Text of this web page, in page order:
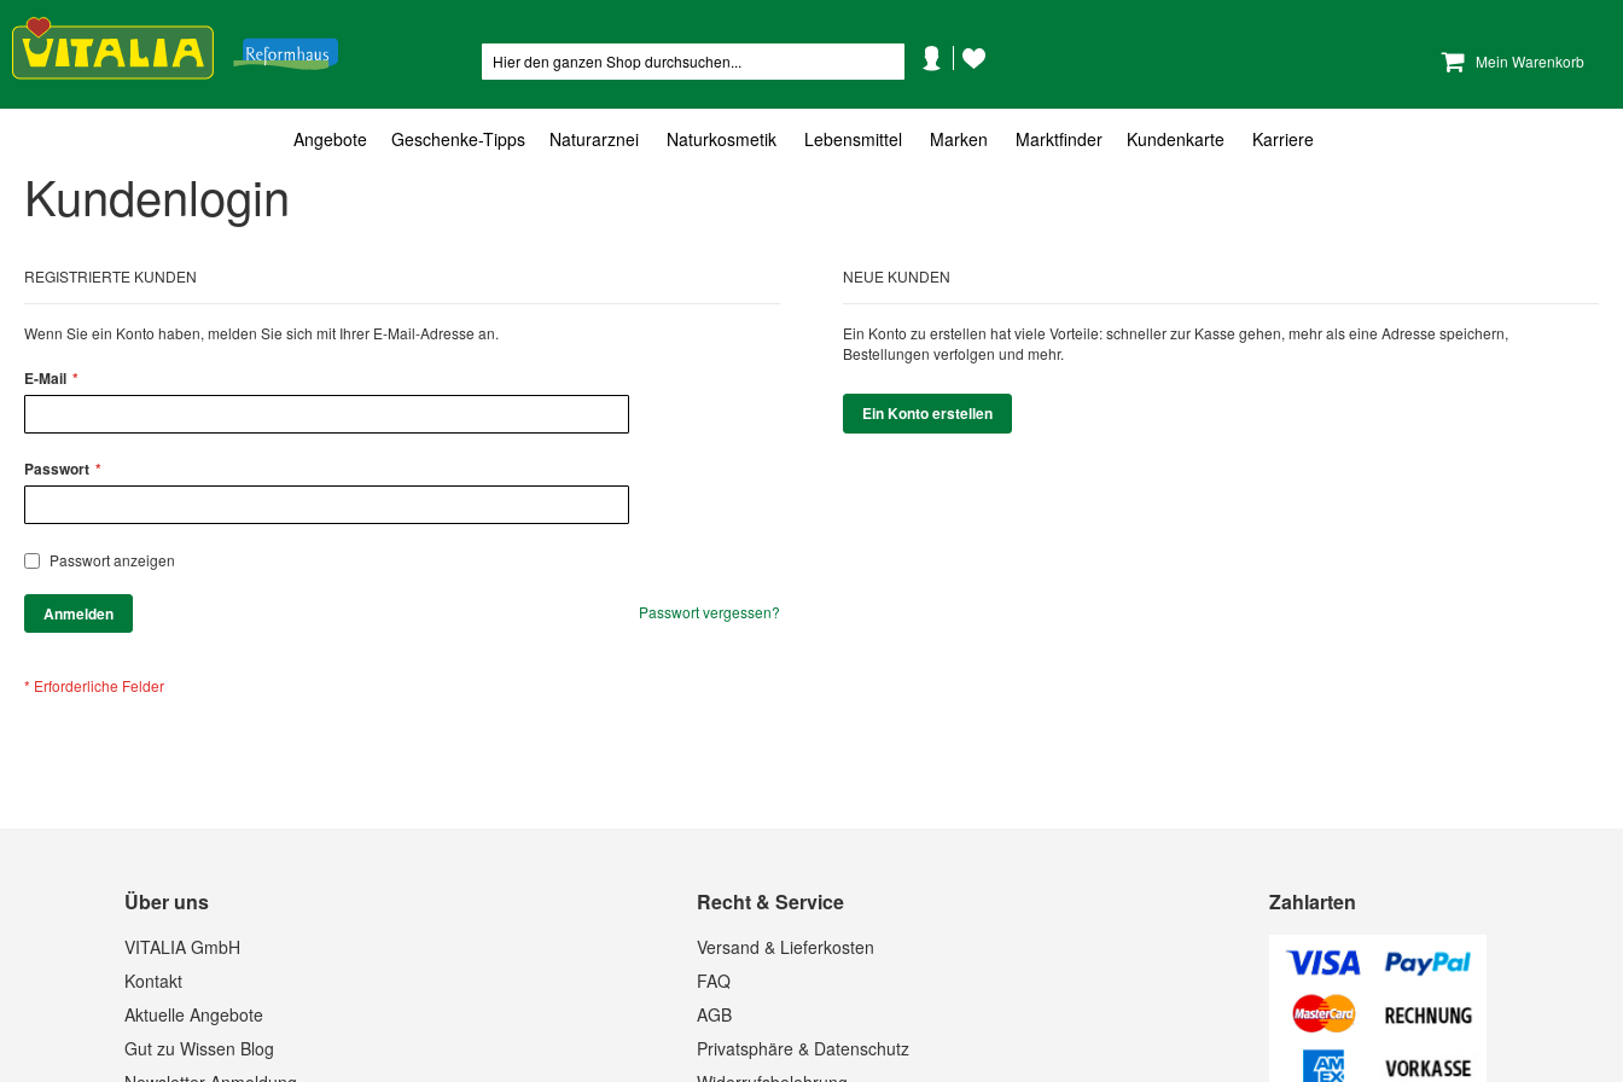
Mein Warenkorb
KontoWunschzettel
Angebote Geschenke-Tipps Naturarznei Naturkosmetik Lebensmittel Marken Marktfinder Kundenkarte Karriere
Kundenlogin
REGISTRIERTE KUNDEN
Wenn Sie ein Konto haben, melden Sie sich mit Ihrer E-Mail-Adresse an.
E-Mail
Passwort
Passwort anzeigen
Anmelden Passwort vergessen?
NEUE KUNDEN
Ein Konto zu erstellen hat viele Vorteile: schneller zur Kasse gehen, mehr als eine Adresse speichern,
Bestellungen verfolgen und mehr.
Ein Konto erstellen
Über uns
VITALIA GmbH
Kontakt
Aktuelle Angebote
Gut zu Wissen Blog
Recht & Service
Versand & Lieferkosten
FAQ
AGB
Privatsphäre & Datenschutz
Zahlarten